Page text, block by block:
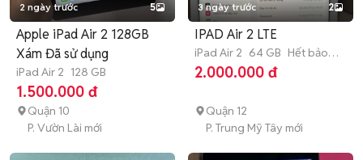
2 ngày trước 5
Apple iPad Air 2 128GB
Xám Đã sử dụng
iPad Air 2 128 GB
1.500.000 đ
Quận 10
P. Vườn Lài mới
3 ngày trước 2
IPAD Air 2 LTE
iPad Air 2 64 GB Hết bảo
hành
2.000.000 đ
Quận 12
P. Trung Mỹ Tây mới